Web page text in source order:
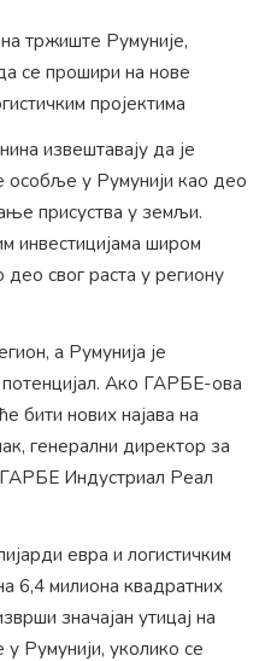
тржиште Румуније,
се прошири на нове
пројектима
извештавају да је
особље у Румунији као део
присуства у земљи.
инвестицијама широм
свог раста у региону
а Румунија је
Ако ГАРБЕ-ова
бити нових најава на
генерални директор за
Индустриал Реал
евра и логистичким
6,4 милиона квадратних
значајан утицај на
у Румунији, уколико се